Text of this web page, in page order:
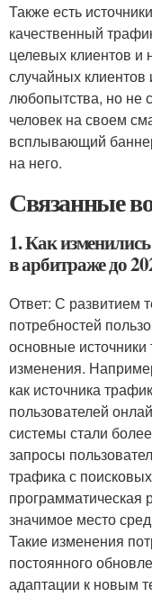
Также есть
качественный
целевых клиентов и
случайных клиентов
любопытства, но не
человек на своем
всплывающий
на него.
Связанные
1. Как
в арбитраже до
Ответ: С развитием
потребностей
основные
изменения.
как источника
пользователей
системы стали
запросы
трафика с
программатическая
значимое место
Такие изменения
постоянного
адаптации к новым